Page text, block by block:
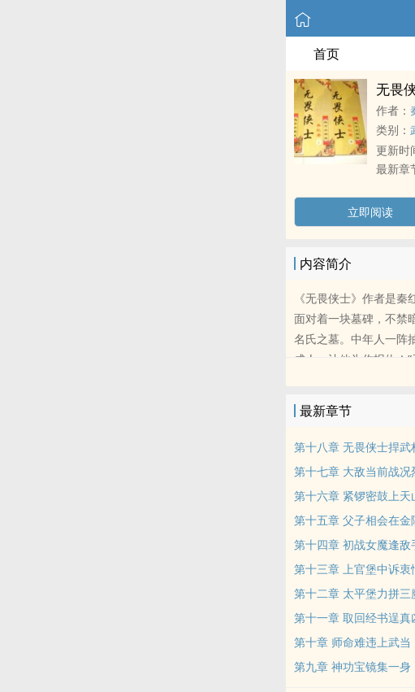
首页
无畏
作者：
类别：
更新时
最新章
立即阅读
内容简介
《无畏侠士》作者是
面对着一块墓碑，不
名氏之墓。中年人一阵
成‍人‌‍，让他为你报仇！
最新章节
第十八章 无畏侠士捍武
第十七章 大敌当前战况
第十六章 紧锣密鼓上天
第十五章 父子相会在金
第十四章 初战女魔逢敌
第十三章 上官堡中诉衷
第十二章 太平堡力拼三
第十一章 取回经书逞真
第十章 师命难违上武当
第九章 神功宝镜集一身